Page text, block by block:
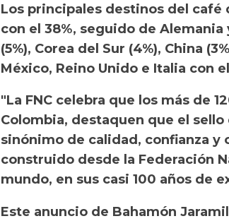
Los principales destinos del café
con el 38%, seguido de Alemania
(5%), Corea del Sur (4%), China
México, Reino Unido e Italia con
"La FNC celebra que los más de
Colombia, destaquen que el
sinónimo de calidad, confianza y
construido desde la Federación
mundo, en sus casi 100 años de
Este anuncio de Bahamón